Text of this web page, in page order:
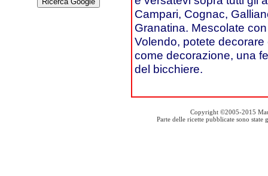
Campari, Cognac,
Granatina. Mescolate
Volendo, potete
come decorazione, una
del bicchiere.
Copyright ©2005-2015
Parte delle ricette pubblicate sono state